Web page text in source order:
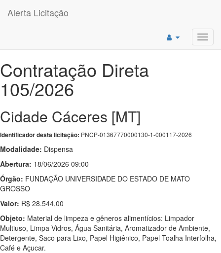
Alerta Licitação
Contratação Direta
105/2026
Cidade Cáceres [MT]
Identificador desta licitação: PNCP-01367770000130-1-000117-2026
Modalidade: Dispensa
Abertura: 18/06/2026 09:00
Órgão: FUNDAÇÃO UNIVERSIDADE DO ESTADO DE MATO
GROSSO
Valor: R$ 28.544,00
Objeto: Material de limpeza e gêneros alimentícios: Limpador
Multiuso, Limpa Vidros, Água Sanitária, Aromatizador de Ambiente,
Detergente, Saco para Lixo, Papel Higiênico, Papel Toalha Interfolha,
Café e Açucar.